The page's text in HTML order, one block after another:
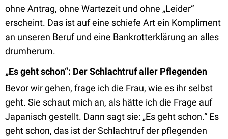
ohne Antrag, ohne Wartezeit und ohne „Leider“
erscheint. Das ist auf eine schiefe Art ein Kompliment
an unseren Beruf und eine Bankrotterklärung an alles
drumherum.
„Es geht schon“: Der Schlachtruf aller Pflegenden
Bevor wir gehen, frage ich die Frau, wie es ihr selbst
geht. Sie schaut mich an, als hätte ich die Frage auf
Japanisch gestellt. Dann sagt sie: „Es geht schon.“ Es
geht schon, das ist der Schlachtruf der pflegenden